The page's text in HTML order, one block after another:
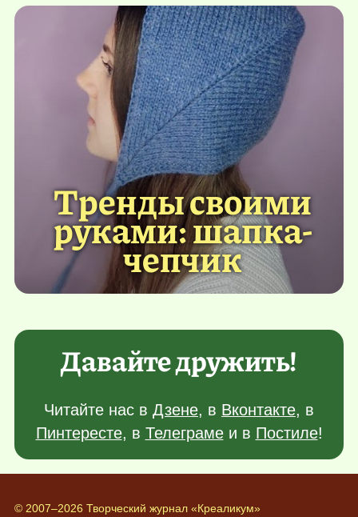
Тренды своими
руками: шапка-
чепчик
Давайте дружить!
Читайте нас в Дзене, в Вконтакте, в
Пинтересте, в Телеграмеи в Постиле!
© 2007–2026 Творческий журнал «Креаликум»